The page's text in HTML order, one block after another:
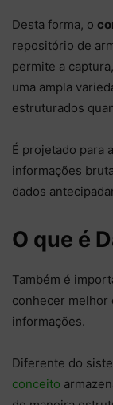
Desta forma, o
repositório de
permite a
uma ampla
estruturados
É projetado para
informações
dados
O que é
Também é
conhecer melhor
informações.
Diferente do
conceito